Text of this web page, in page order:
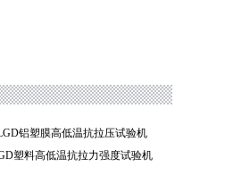
铝塑膜高低温抗拉压试验机
塑料高低温抗拉力强度试验机